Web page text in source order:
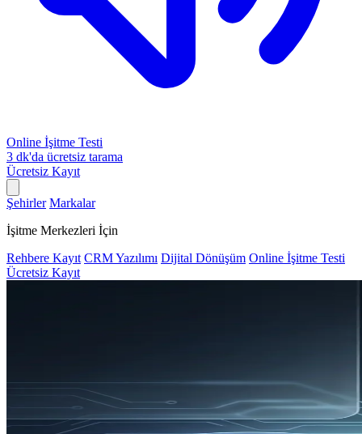
Online İşitme Testi
3 dk'da ücretsiz tarama
Ücretsiz Kayıt
Şehirler Markalar
İşitme Merkezleri İçin
Rehbere Kayıt CRM Yazılımı Dijital Dönüşüm Online İşitme Testi
Ücretsiz Kayıt